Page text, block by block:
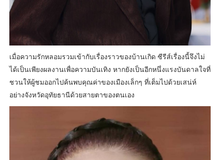
เมื่อความรักหลอมรวมเข้ากับเรื่องราวของบ้านเกิด ซีรีส์เรื่องนี้จึงไม่
ได้เป็นเพียงผลงานเพื่อความบันเทิง หากยังเป็นอีกหนึ่งแรงบันดาลใจที่
ชวนให้ผู้ชมออกไปค้นพบคุณค่าของเมืองเล็กๆ ที่เต็มไปด้วยเสน่ห์
อย่างจังหวัดอุทัยธานีด้วยสายตาของตนเอง